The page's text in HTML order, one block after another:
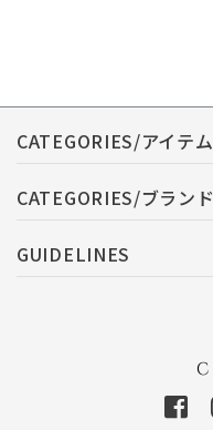
CATEGORIES/アイテム
CATEGORIES/ブランド
GUIDELINES